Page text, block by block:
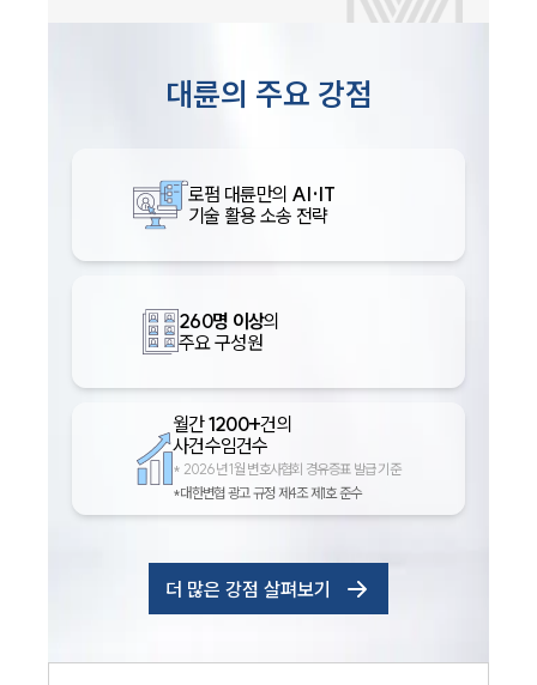
대륜의 주요 강점
로펌 대륜만의 AI·IT
기술 활용 소송 전략
260명 이상의
주요 구성원
월간1200+건의
사건수임건수
* 2026년 1월 변호사협회 경유증표 발급 기준
*대한변협 광고 규정 제4조 제1호 준수
더 많은 강점 살펴보기